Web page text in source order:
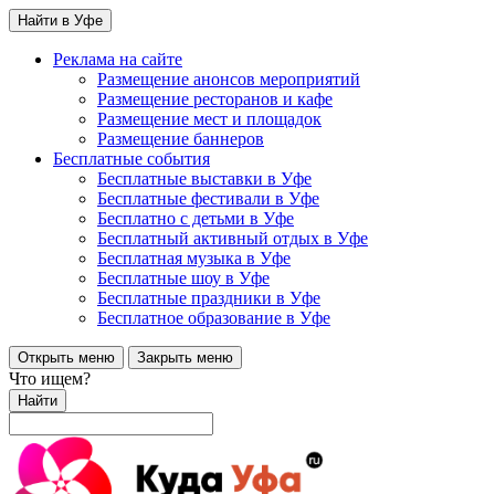
Найти в Уфе
Реклама на сайте
Размещение анонсов мероприятий
Размещение ресторанов и кафе
Размещение мест и площадок
Размещение баннеров
Бесплатные события
Бесплатные выставки в Уфе
Бесплатные фестивали в Уфе
Бесплатно с детьми в Уфе
Бесплатный активный отдых в Уфе
Бесплатная музыка в Уфе
Бесплатные шоу в Уфе
Бесплатные праздники в Уфе
Бесплатное образование в Уфе
Открыть меню Закрыть меню
Что ищем?
Найти